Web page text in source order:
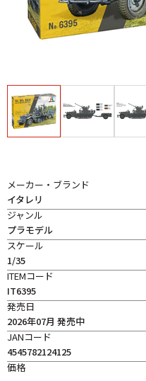
メーカー・ブランド
イタレリ
ジャンル
プラモデル
スケール
1/35
ITEMコード
IT6395
発売日
2026年07月 発売中
JANコード
4545782124125
価格